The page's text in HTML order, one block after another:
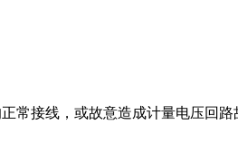
常接线，或故意造成计量电压回